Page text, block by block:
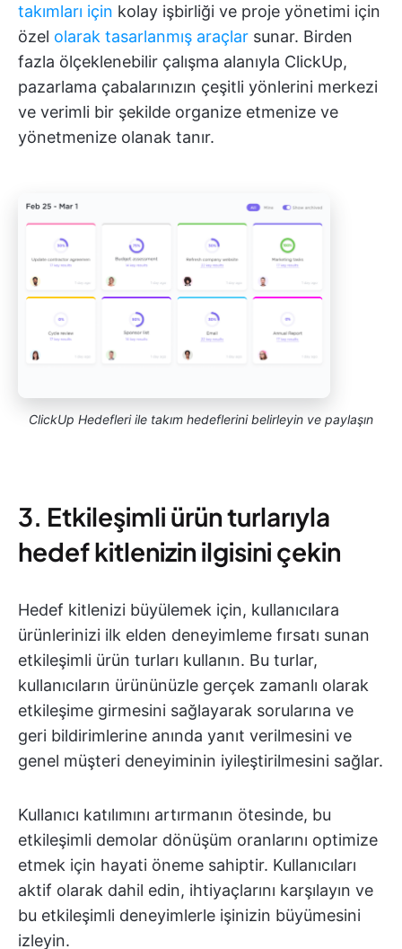
takımları için kolay işbirliği ve proje yönetimi için
özel olarak tasarlanmış araçlar sunar. Birden
fazla ölçeklenebilir çalışma alanıyla ClickUp,
pazarlama çabalarınızın çeşitli yönlerini merkezi
ve verimli bir şekilde organize etmenize ve
yönetmenize olanak tanır.
ClickUp Hedefleri ile takım hedeflerini belirleyin ve paylaşın
3. Etkileşimli ürün turlarıyla
hedef kitlenizin ilgisini çekin
Hedef kitlenizi büyülemek için, kullanıcılara
ürünlerinizi ilk elden deneyimleme fırsatı sunan
etkileşimli ürün turları kullanın. Bu turlar,
kullanıcıların ürününüzle gerçek zamanlı olarak
etkileşime girmesini sağlayarak sorularına ve
geri bildirimlerine anında yanıt verilmesini ve
genel müşteri deneyiminin iyileştirilmesini sağlar.
Kullanıcı katılımını artırmanın ötesinde, bu
etkileşimli demolar dönüşüm oranlarını optimize
etmek için hayati öneme sahiptir. Kullanıcıları
aktif olarak dahil edin, ihtiyaçlarını karşılayın ve
bu etkileşimli deneyimlerle işinizin büyümesini
izleyin.